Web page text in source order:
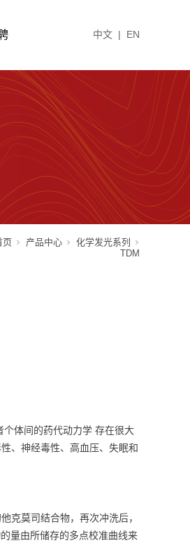
中文 | EN
页 产品中心
化学发光系列
TDM
体间的药代动力学 存在很大
、神经毒性、高血压、失眠和
克莫司结合物，再次冲洗后，
量由所储存的多点校准曲线来